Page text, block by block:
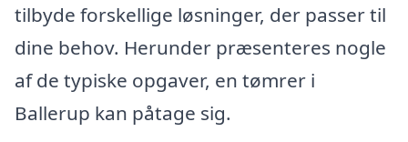
tilbyde forskellige løsninger, der passer til
dine behov. Herunder præsenteres nogle
af de typiske opgaver, en tømrer i
Ballerup kan påtage sig.